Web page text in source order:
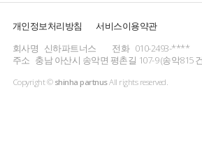
개인정보처리방침
서비스이용약관
회사명 신하파트너스 전화 010-2493-****
주소 충남 아산시 송악면 평촌길 107-9 (송악815
Copyright © shinha partnusAll rights reserved.